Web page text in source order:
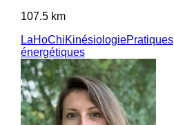
107.5 km
LaHoChiKinésiologiePratiques
énergétiques